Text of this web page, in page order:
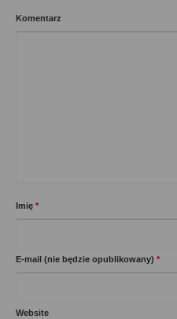
Komentarz
Imię *
E-mail (nie będzie opublikowany) *
Website